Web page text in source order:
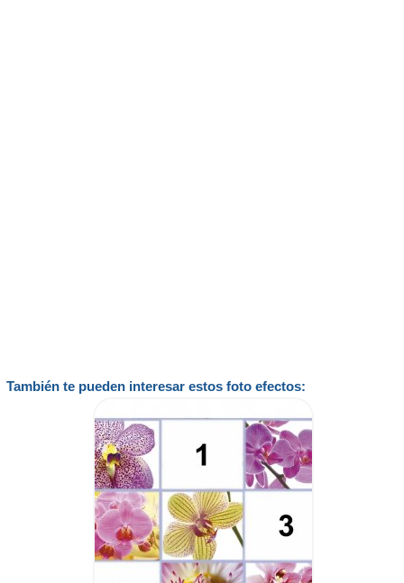
También te pueden interesar estos foto efectos: